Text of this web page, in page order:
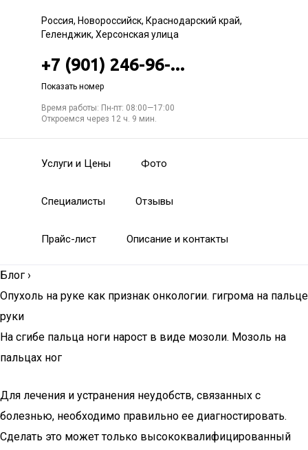
Россия, Новороссийск, Краснодарский край,
Геленджик, Херсонская улица
+7 (901) 246-96-...
Показать номер
Время работы: Пн-пт: 08:00—17:00
Откроемся через 12 ч. 9 мин.
Услуги и Цены Фото
Специалисты Отзывы
Прайс-лист Описание и контакты
Блог ›
Опухоль на руке как признак онкологии. гигрома на пальце
руки
На сгибе пальца ноги нарост в виде мозоли. Мозоль на
пальцах ног
Для лечения и устранения неудобств, связанных с
болезнью, необходимо правильно ее диагностировать.
Сделать это может только высококвалифицированный